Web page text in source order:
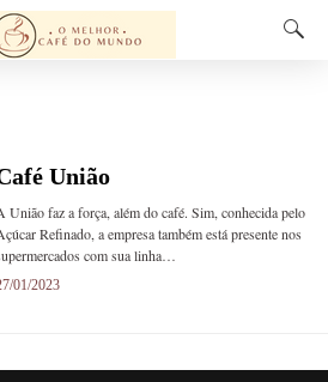
União
União faz a força, além do café. Sim, conhecida pelo
Refinado, a empresa também está presente nos
com sua linha…
01/2023